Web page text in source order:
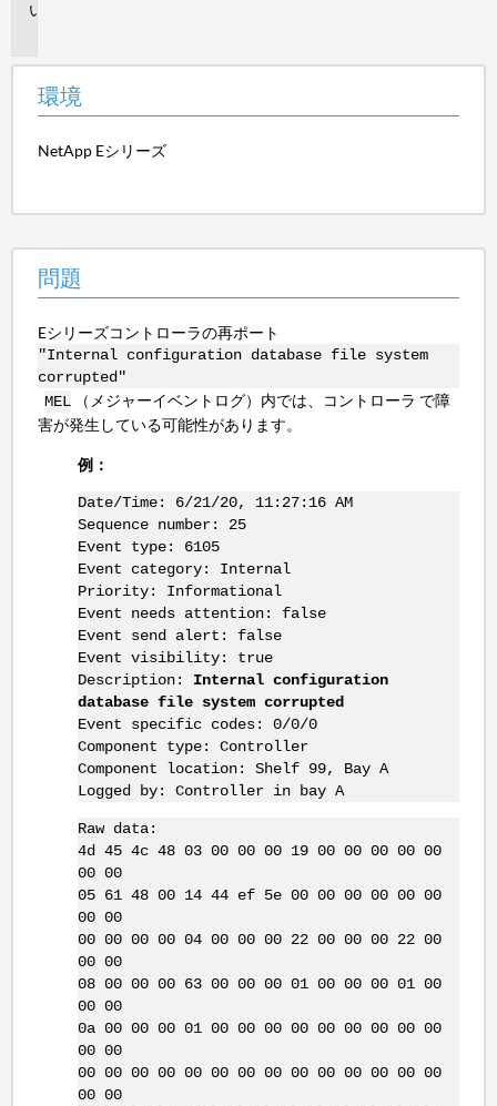
環境
NetApp Eシリーズ
問題
Eシリーズコントローラの再ポート
"Internal configuration database file system
corrupted"
MEL （メジャーイベントログ）内では、コントローラ で障
害が発生している可能性があります。
例：
Date/Time: 6/21/20, 11:27:16 AM
Sequence number: 25
Event type: 6105
Event category: Internal
Priority: Informational
Event needs attention: false
Event send alert: false
Event visibility: true
Description: Internal configuration
database file system corrupted
Event specific codes: 0/0/0
Component type: Controller
Component location: Shelf 99, Bay A
Logged by: Controller in bay A
Raw data:
4d 45 4c 48 03 00 00 00 19 00 00 00 00 00
00 00
05 61 48 00 14 44 ef 5e 00 00 00 00 00 00
00 00
00 00 00 00 04 00 00 00 22 00 00 00 22 00
00 00
08 00 00 00 63 00 00 00 01 00 00 00 01 00
00 00
0a 00 00 00 01 00 00 00 00 00 00 00 00 00
00 00
00 00 00 00 00 00 00 00 00 00 00 00 00 00
00 00